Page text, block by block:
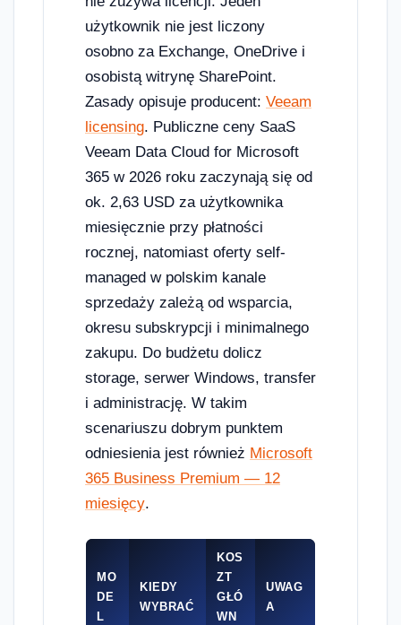
użytkownik nie jest liczony
osobno za Exchange, OneDrive i
osobistą witrynę SharePoint.
Zasady opisuje producent: Veeam
licensing. Publiczne ceny SaaS
Veeam Data Cloud for Microsoft
365 w 2026 roku zaczynają się od
ok. 2,63 USD za użytkownika
miesięcznie przy płatności
rocznej, natomiast oferty self-
managed w polskim kanale
sprzedaży zależą od wsparcia,
okresu subskrypcji i minimalnego
zakupu. Do budżetu dolicz
storage, serwer Windows, transfer
i administrację. W takim
scenariuszu dobrym punktem
odniesienia jest również Microsoft
365 Business Premium — 12
miesięcy.
MO
DE
L
KIEDY
WYBRAĆ
KOS
ZT
GŁÓ
WN
UWAG
A